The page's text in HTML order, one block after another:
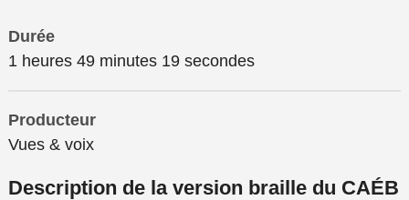
Durée
1 heures 49 minutes 19 secondes
Producteur
Vues & voix
Description de la version braille du CAÉB